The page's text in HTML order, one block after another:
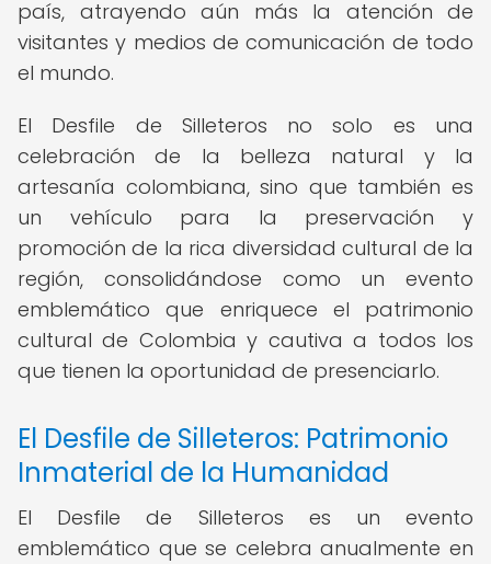
país, atrayendo aún más la atención de
visitantes y medios de comunicación de todo
el mundo.
El Desfile de Silleteros no solo es una
celebración de la belleza natural y la
artesanía colombiana, sino que también es
un vehículo para la preservación y
promoción de la rica diversidad cultural de la
región, consolidándose como un evento
emblemático que enriquece el patrimonio
cultural de Colombia y cautiva a todos los
que tienen la oportunidad de presenciarlo.
El Desfile de Silleteros: Patrimonio
Inmaterial de la Humanidad
El Desfile de Silleteros es un evento
emblemático que se celebra anualmente en